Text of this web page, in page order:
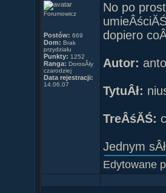
Forumowicz
Postów: 669
Dom: Brak
przydziału
Punkty: 1252
Ranga: DorosÂły
czarodziej
Data rejestracji:
14.06.07
No po
dopiero
Autor:
TytuÂł:
TreÂśĂŚ:
Jednym
Edytowane